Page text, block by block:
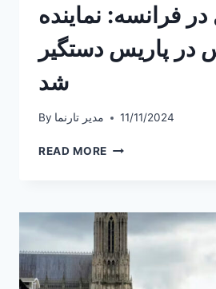
فرانسه: نماینده
در پاریس دستگیر
شد
By مدیر تارنما 11/11/2024
READ MORE جنجال
معتاد
مجلس
در
پاریس
دستگیر